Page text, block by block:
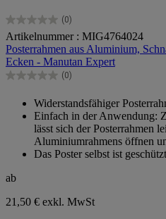
(0)
0.0
von
5
Sternen.
Artikelnummer : MIG4764024
Posterrahmen aus Aluminium,
Ecken - Manutan Expert
(0)
0.0
Sternen.
Widerstandsfähiger
Einfach in der Anwendung:
lässt sich der Posterrahmen
Aluminiumrahmens öffnen
Das Poster selbst ist
ab
21,50 € exkl. MwSt